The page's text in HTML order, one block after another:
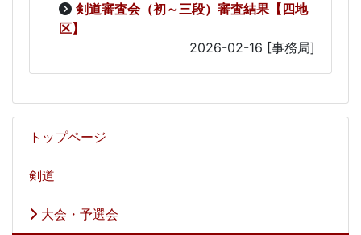
トップページ
剣道
大会・予選会
剣道審査会（初～三段）審査結果【四地
区】
2026-02-16 [事務局]